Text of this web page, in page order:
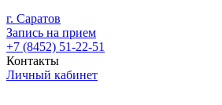
г. Саратов
Запись на прием
+7 (8452) 51-22-51
Контакты
Личный кабинет